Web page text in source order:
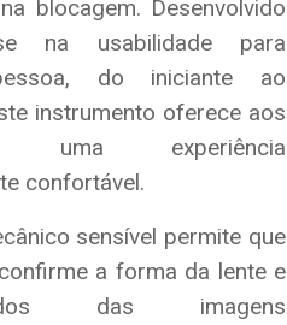
blocagem. Desenvolvido
na usabilidade para
do iniciante ao
instrumento oferece aos
uma experiência
confortável.
sensível permite que
a forma da lente e
das imagens